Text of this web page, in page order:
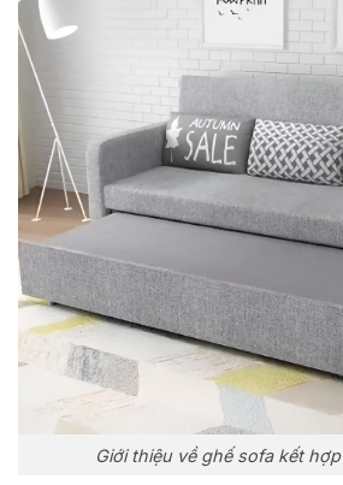
Giới thiệu về ghế sofa kết